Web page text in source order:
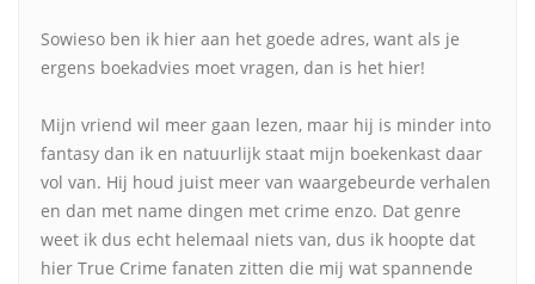
Sowieso ben ik hier aan het goede adres, want als je
ergens boekadvies moet vragen, dan is het hier!
Mijn vriend wil meer gaan lezen, maar hij is minder into
fantasy dan ik en natuurlijk staat mijn boekenkast daar
vol van. Hij houd juist meer van waargebeurde verhalen
en dan met name dingen met crime enzo. Dat genre
weet ik dus echt helemaal niets van, dus ik hoopte dat
hier True Crime fanaten zitten die mij wat spannende